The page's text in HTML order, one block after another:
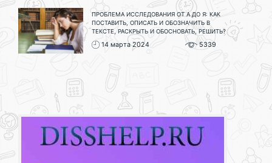
ПРОБЛЕМА ИССЛЕДОВАНИЯ ОТ А ДО Я: КАК
ПОСТАВИТЬ, ОПИСАТЬ И ОБОЗНАЧИТЬ В
ТЕКСТЕ, РАСКРЫТЬ И ОБОСНОВАТЬ, РЕШИТЬ?
14 марта 2024 5339